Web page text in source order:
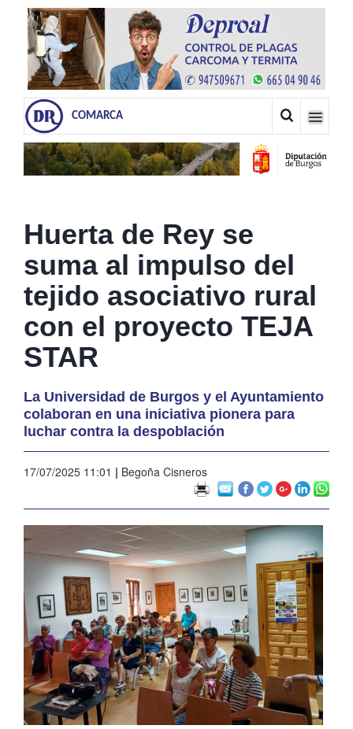
COMARCA
Huerta de Rey se
suma al impulso del
tejido asociativo rural
con el proyecto TEJA
STAR
La Universidad de Burgos y el Ayuntamiento
colaboran en una iniciativa pionera para
luchar contra la despoblación
17/07/2025 11:01 | Begoña Cisneros